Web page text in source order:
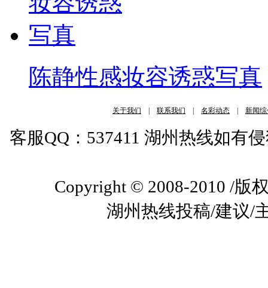
陈静性感妆容诱惑写真
关于我们 联系我们 名彩动态 新闻
客服QQ：537411 湖州热线如有
Copyright © 2008-2010 /版
湖州热线投稿/建议/